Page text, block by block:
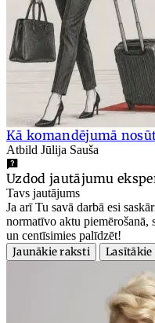
Kā komandējumā
Atbild Jūlija Sauša
Uzdod jautājumu
Tavs jautājums
Ja arī Tu savā darbā esi
normatīvo aktu piemērošanā,
un centīsimies palīdzēt!
Jaunākie raksti